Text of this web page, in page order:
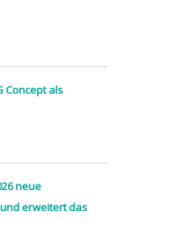
Concept als
neue
und erweitert das